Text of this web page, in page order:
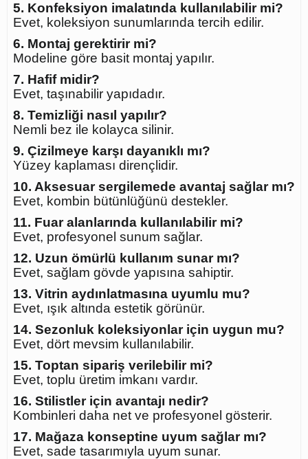
5. Konfeksiyon imalatında kullanılabilir mi?
Evet, koleksiyon sunumlarında tercih edilir.
6. Montaj gerektirir mi?
Modeline göre basit montaj yapılır.
7. Hafif midir?
Evet, taşınabilir yapıdadır.
8. Temizliği nasıl yapılır?
Nemli bez ile kolayca silinir.
9. Çizilmeye karşı dayanıklı mı?
Yüzey kaplaması dirençlidir.
10. Aksesuar sergilemede avantaj sağlar mı?
Evet, kombin bütünlüğünü destekler.
11. Fuar alanlarında kullanılabilir mi?
Evet, profesyonel sunum sağlar.
12. Uzun ömürlü kullanım sunar mı?
Evet, sağlam gövde yapısına sahiptir.
13. Vitrin aydınlatmasına uyumlu mu?
Evet, ışık altında estetik görünür.
14. Sezonluk koleksiyonlar için uygun mu?
Evet, dört mevsim kullanılabilir.
15. Toptan sipariş verilebilir mi?
Evet, toplu üretim imkanı vardır.
16. Stilistler için avantajı nedir?
Kombinleri daha net ve profesyonel gösterir.
17. Mağaza konseptine uyum sağlar mı?
Evet, sade tasarımıyla uyum sunar.